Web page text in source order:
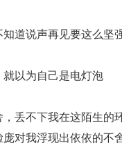
道说声再见要这么坚
以为自己是电灯泡
丢不下我在这陌生的
对我浮现出依依的不